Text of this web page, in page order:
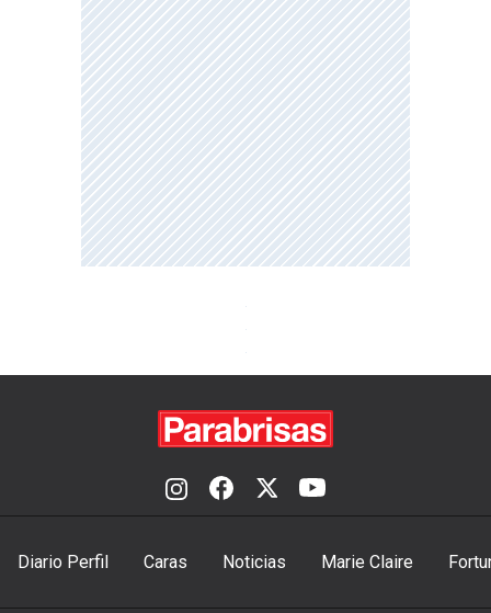
Diario Perfil Caras Noticias Marie Claire